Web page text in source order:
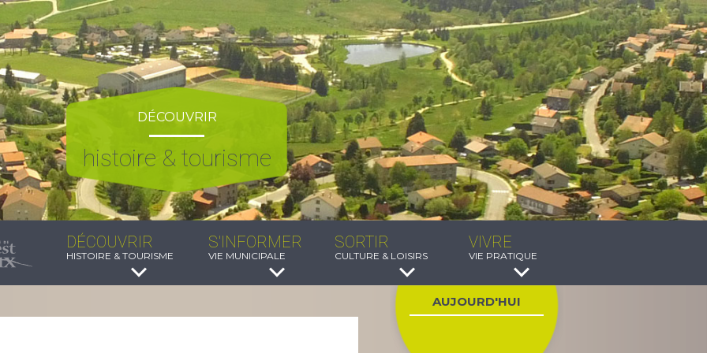
DÉCOUVRIR
histoire & tourisme
DÉCOUVRIR
HISTOIRE & TOURISME
S'INFORMER
VIE MUNICIPALE
SORTIR
CULTURE & LOISIRS
VIVRE
VIE PRATIQUE
AUJOURD'HUI